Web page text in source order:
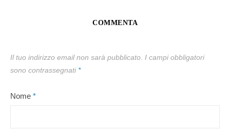
COMMENTA
Il tuo indirizzo email non sarà pubblicato. I campi obbligatori
sono contrassegnati *
Nome *